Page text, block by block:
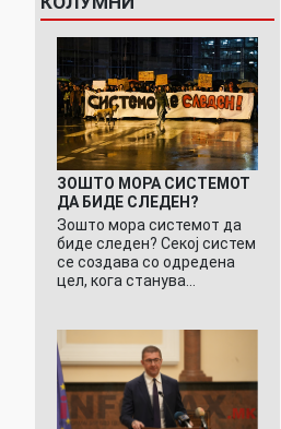
ЗОШТО МОРА СИСТЕМОТ
ДА БИДЕ СЛЕДЕН?
Зошто мора системот да
биде следен? Секој систем
се создава со одредена
цел, кога станува…